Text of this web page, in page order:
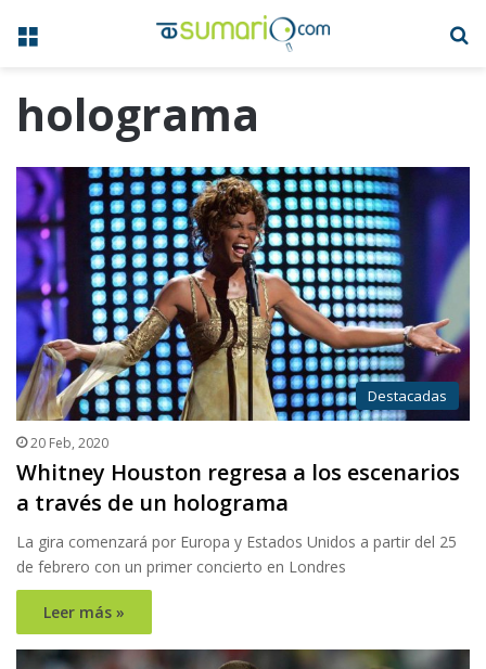
Menú
holograma
Destacadas
20 Feb, 2020
Whitney Houston regresa a los escenarios
a través de un holograma
La gira comenzará por Europa y Estados Unidos a partir del 25
de febrero con un primer concierto en Londres
Leer más »